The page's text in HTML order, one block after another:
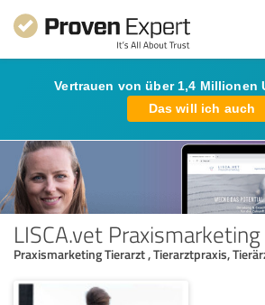
Vertrauen von über 1,4 Millionen
Das will ich auch
LISCA.vet Praxismarketing
Praxismarketing Tierarzt , Tierarztpraxis,